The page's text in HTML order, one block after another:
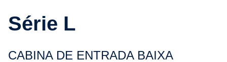
Série L
CABINA DE ENTRADA BAIXA